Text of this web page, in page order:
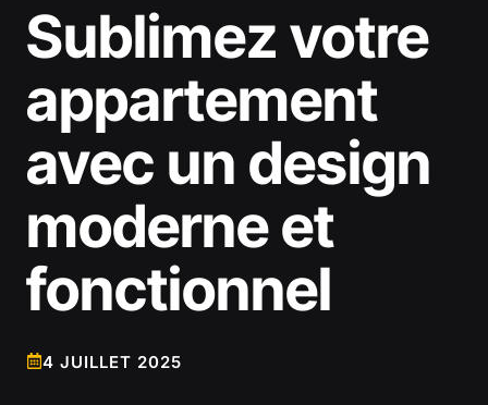
Sublimez votre
appartement
avec un design
moderne et
fonctionnel
4 JUILLET 2025